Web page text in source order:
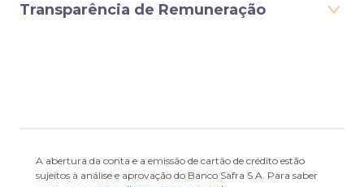
Transparência de Remuneração
A abertura da conta e a emissão de cartão de crédito estão
sujeitos à análise e aprovação do Banco Safra S.A. Para saber